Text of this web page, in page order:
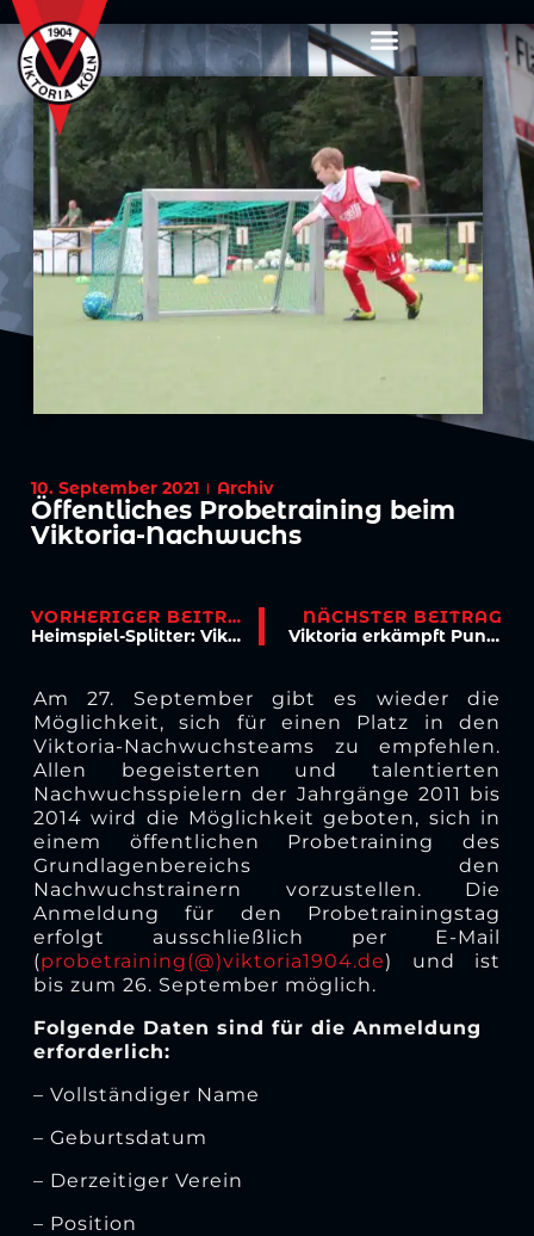
10. September 2021 Archiv
Öffentliches Probetraining beim
Viktoria-Nachwuchs
VORHERIGER BEITRAG
Heimspiel-Splitter: Viktoria gegen Saarbrücken
NÄCHSTER BEITRAG
Viktoria erkämpft Punkt in Unterzahl
Am 27. September gibt es wieder die
Möglichkeit, sich für einen Platz in den
Viktoria-Nachwuchsteams zu empfehlen.
Allen begeisterten und talentierten
Nachwuchsspielern der Jahrgänge 2011 bis
2014 wird die Möglichkeit geboten, sich in
einem öffentlichen Probetraining des
Grundlagenbereichs den
Nachwuchstrainern vorzustellen. Die
Anmeldung für den Probetrainingstag
erfolgt ausschließlich per E-Mail
(probetraining(@)viktoria1904.de) und ist
bis zum 26. September möglich.
Folgende Daten sind für die Anmeldung
erforderlich:
– Vollständiger Name
– Geburtsdatum
– Derzeitiger Verein
– Position